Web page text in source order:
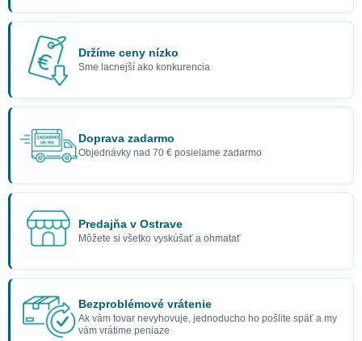
Držíme ceny nízko
Sme lacnejší ako konkurencia
Doprava zadarmo
Objednávky nad 70 € posielame zadarmo
Predajňa v Ostrave
Môžete si všetko vyskúšať a ohmatať
Bezproblémové vrátenie
Ak vám tovar nevyhovuje, jednoducho ho pošlite späť a my
vám vrátime peniaze